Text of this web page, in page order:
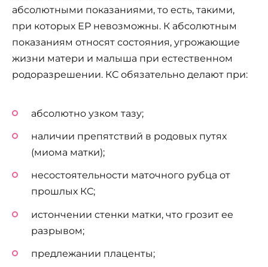
абсолютными показаниями, то есть, такими,
при которых ЕР невозможны. К абсолютным
показаниям относят состояния, угрожающие
жизни матери и малыша при естественном
родоразрешении. КС обязательно делают при:
абсолютно узком тазу;
наличии препятствий в родовых путях
(миома матки);
несостоятельности маточного рубца от
прошлых КС;
истончении стенки матки, что грозит ее
разрывом;
предлежании плаценты;